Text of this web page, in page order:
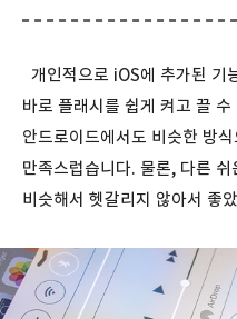
개인적으로 iOS에 추가된 기
바로 플래시를 쉽게 켜고 끌
안드로이드에서도 비슷한 방
만족스럽습니다. 물론, 다른
비슷해서 헷갈리지 않아서 좋